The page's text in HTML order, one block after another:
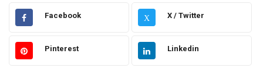
Gıda Elektrik Elektronik
Bilgisayar ve Yazılım Alışveriş
Facebook X X / Twitter
Pinterest Linkedin